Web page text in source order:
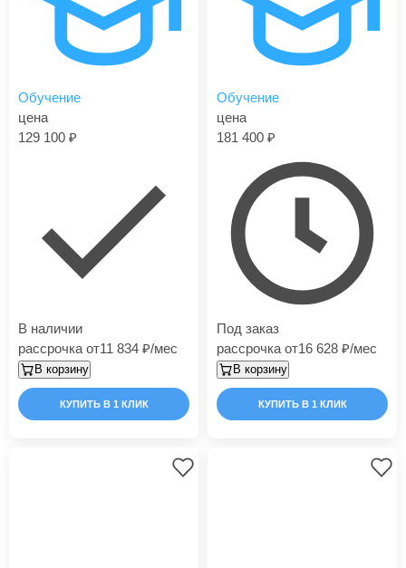
Обучение
цена
129 100
В наличии
рассрочка от11 834 /мес
В корзину
КУПИТЬ В 1 КЛИК
Обучение
цена
181 400
Под заказ
рассрочка от16 628 /мес
В корзину
КУПИТЬ В 1 КЛИК